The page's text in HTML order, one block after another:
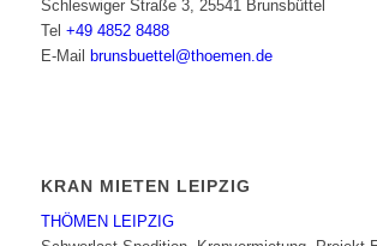
Schleswiger Straße 3, 25541 Brunsbüttel
Tel +49 4852 8488
E-Mail
brunsbuettel@thoemen.de
KRAN MIETEN LEIPZIG
THÖMEN LEIPZIG